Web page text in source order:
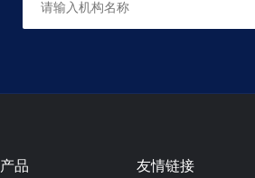
产品 友情链接